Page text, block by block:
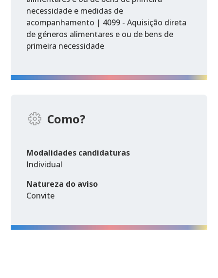
necessidade e medidas de
acompanhamento | 4099 - Aquisição direta
de géneros alimentares e ou de bens de
primeira necessidade
Como?
Modalidades candidaturas
Individual
Natureza do aviso
Convite